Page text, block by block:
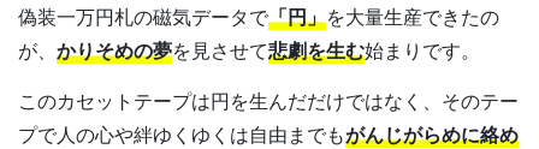
偽装一万円札の磁気データで「円」を大量生産できたの
が、 かりそめの夢を見させて悲劇を生む始まりです。
このカセットテープは円を生んだだけではなく、そのテー
プで人の心や絆ゆくゆくは自由までもがんじがらめに絡め